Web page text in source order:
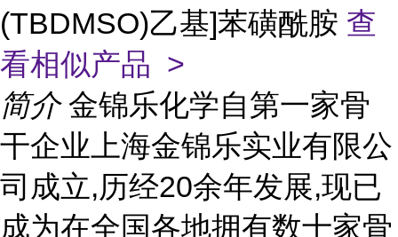
(TBDMSO)乙基]苯磺酰胺 查
看相似产品 >
简介 金锦乐化学自第一家骨
干企业上海金锦乐实业有限公
司成立,历经20余年发展,现已
成为在全国各地拥有数十家骨